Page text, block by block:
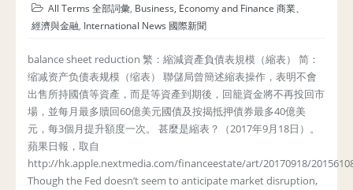
All Terms 全部詞彙, Business, Economy and Finance 商業、
經濟與金融, International News 國際新聞
balance sheet reduction 繁：縮減資產負債表規模（縮表） 简：
缩减资产负债表规模（缩表） 聯儲局曾簡述縮表操作，表明不會
出售所持國債等資產，而是等資產到期後，回籠資金將不再投回市
場，並每月最多贖回60億美元國債及按揭抵押債券最多40億美
元，每3個月提升額度一次。 甚麼是縮表？（2017年9月18日）。
蘋果日報，取自
http://hk.apple.nextmedia.com/financeestate/art/20170918/
Though the Fed doesn’t seem to anticipate market disruption,